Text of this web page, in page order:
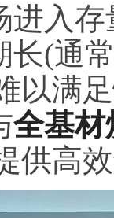
进入
(通
以满
全基材
供高